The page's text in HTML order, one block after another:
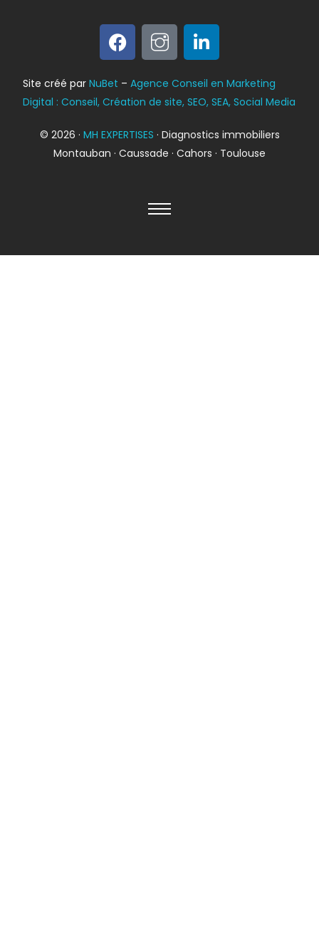
Bilan énergétique
DPE
© 2026 · MH EXPERTISES · Diagnostics immobiliers
Montauban · Caussade · Cahors · Toulouse
Site créé parNuBet –Agence Conseil en Marketing
Digital : Conseil, Création de site, SEO, SEA, Social Media